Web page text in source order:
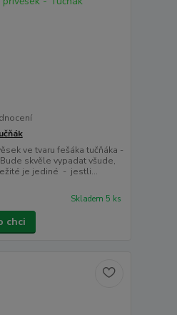
ve tvaru fešáka tučňáka -
skvěle vypadat všude,
je jediné - jestli...
Skladem 5 ks
chci